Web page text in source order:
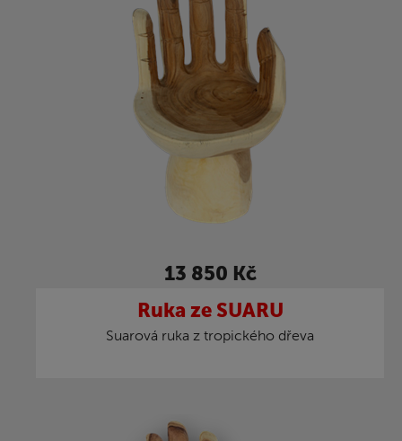
13 850 Kč
Ruka ze SUARU
Suarová ruka z tropického dřeva